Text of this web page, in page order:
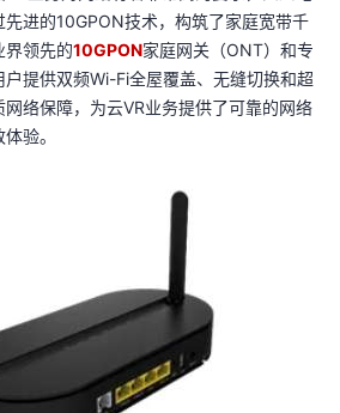
进的10GPON技术，构筑了家庭宽带千
界领先的10GPON家庭网关（ONT）和专
提供双频Wi-Fi全屋覆盖、无缝切换和超
络保障，为云VR业务提供了可靠的网络
验。